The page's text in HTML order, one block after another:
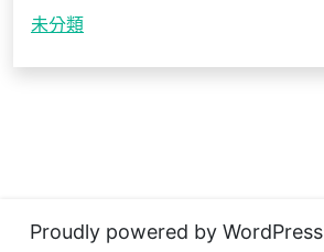
未分類
Proudly powered by WordPress